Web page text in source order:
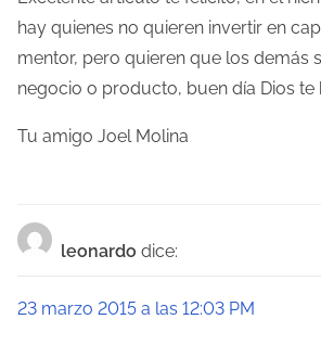
hay quienes no quieren invertir en
mentor, pero quieren que los demás
negocio o producto, buen día Dios te
Tu amigo Joel Molina
leonardo dice:
23 marzo 2015 a las 12:03 PM